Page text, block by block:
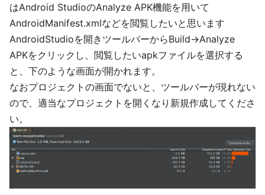
はAndroid StudioのAnalyze APK機能を用いて
AndroidManifest.xmlなどを閲覧したいと思います
AndroidStudioを開きツールバーからBuild->Analyze
APKをクリックし、閲覧したいapkファイルを選択する
と、下のような画面が開かれます。
なおプロジェクトの画面でないと、ツールバーが現れない
ので、適当なプロジェクトを開くなり新規作成してくださ
い。